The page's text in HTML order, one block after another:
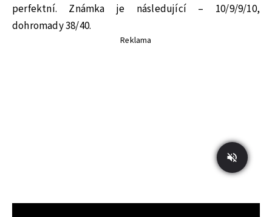
perfektní. Známka je následující – 10/9/9/10,
dohromady 38/40.
Reklama